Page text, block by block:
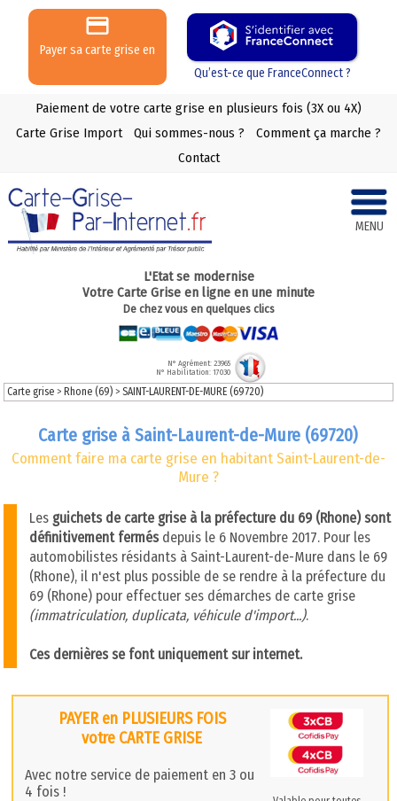
Payer sa carte grise en
Qu’est-ce que FranceConnect ?
Paiement de votre carte grise en plusieurs fois (3X ou 4X)
Carte Grise Import
Qui sommes-nous ?
Comment ça marche ?
Contact
MENU
L'Etat se modernise
Votre Carte Grise en ligne en une minute
De chez vous en quelques clics
N° Agrément: 23965
N° Habilitation: 17030
Carte grise > Rhone (69)>SAINT-LAURENT-DE-MURE (69720)
Carte grise à Saint-Laurent-de-Mure (69720)
Comment faire ma carte grise en habitant Saint-Laurent-de-
Mure ?
Les guichets de carte grise à la préfecture du 69 (Rhone) sont
définitivement fermésdepuis le 6 Novembre 2017. Pour les
automobilistes résidants à Saint-Laurent-de-Mure dans le 69
(Rhone), il n'est plus possible de se rendre à la préfecture du
69 (Rhone) pour effectuer ses démarches de carte grise
(immatriculation, duplicata, véhicule d'import...).
Ces dernières se font uniquement sur internet.
PAYER en PLUSIEURS FOIS
votre CARTE GRISE
Avec notre service de paiement en 3 ou
4 fois !